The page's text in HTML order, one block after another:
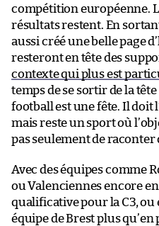
compétition européenne.
résultats restent. En
aussi créé une belle page
resteront en tête des
contexte qui plus est
temps de se sortir de la
football est une fête. Il doit
mais reste un sport où
pas seulement de raconter
Avec des équipes comme
ou Valenciennes encore
qualificative pour la C3,
équipe de Brest plus